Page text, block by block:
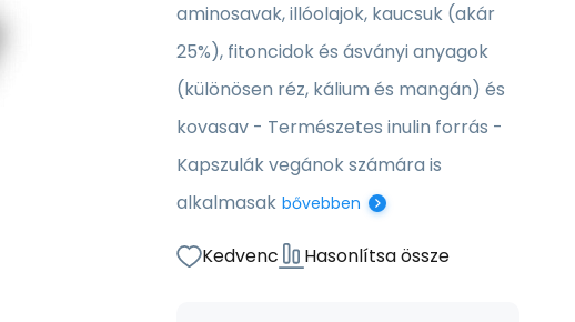
aminosavak, illóolajok, kaucsuk (akár
25%), fitoncidok és ásványi anyagok
(különösen réz, kálium és mangán) és
kovasav - Természetes inulin forrás -
Kapszulák vegánok számára is
alkalmasak bővebben
Kedvenc Hasonlítsa össze